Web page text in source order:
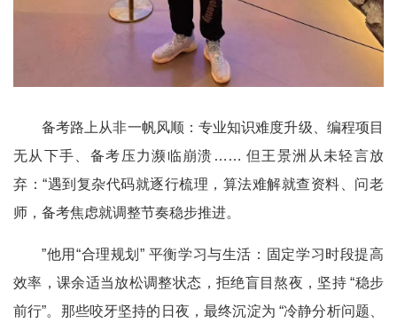
备考路上从非一帆风顺：专业知识难度升级、编程项目
无从下手、备考压力濒临崩溃 ……但王景洲从未轻言放
弃：“遇到复杂代码就逐行梳理，算法难解就查资料、问老
师，备考焦虑就调整节奏稳步推进。
”他用 “合理规划 ” 平衡学习与生活：固定学习时段提高
效率，课余适当放松调整状态，拒绝盲目熬夜，坚持“稳步
前行”。那些咬牙坚持的日夜，最终沉淀为 “冷静分析问题、